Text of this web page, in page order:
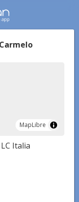
MapLibre
MapLibre
Italia